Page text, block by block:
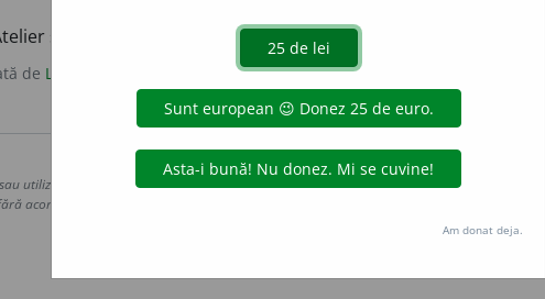
sau industrie de (haine de) aba2. –Abagiu
de LauraGellner
Copyright © 2004-2026 dexonline (https://dexonline.ro)
utilizarea datelor de pe acest site, inclusiv prin orice metode de extragere automată
acordul nostru prealabil scris, cu excepția seturilor de date oferite oficial spre utilizare
Hosterion
Am donat deja.